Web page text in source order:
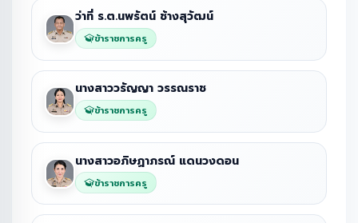
ว่าที่ ร.ต.นพรัตน์ ช้างสุวัฒน์
ข้าราชการครู
นางสาววรัญญา วรรณราช
ข้าราชการครู
นางสาวอภิษฏาภรณ์ แดนวงดอน
ข้าราชการครู